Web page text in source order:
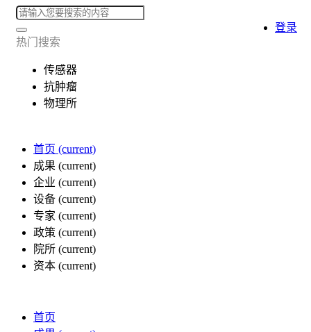
热门搜索
传感器
抗肿瘤
物理所
首页 (current)
成果 (current)
企业 (current)
设备 (current)
专家 (current)
政策 (current)
院所 (current)
资本 (current)
登录
首页